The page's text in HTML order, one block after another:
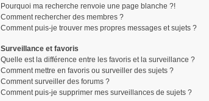
Pourquoi ma recherche renvoie une page blanche ?!
Comment rechercher des membres ?
Comment puis-je trouver mes propres messages et sujets ?
Surveillance et favoris
Quelle est la différence entre les favoris et la surveillance ?
Comment mettre en favoris ou surveiller des sujets ?
Comment surveiller des forums ?
Comment puis-je supprimer mes surveillances de sujets ?